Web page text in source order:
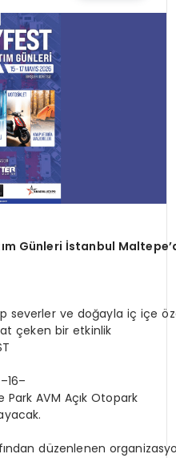
Günleri İstanbul
severler ve doğayla iç içe
çeken bir etkinlik
Park AVM Açık Otopark
düzenlenen